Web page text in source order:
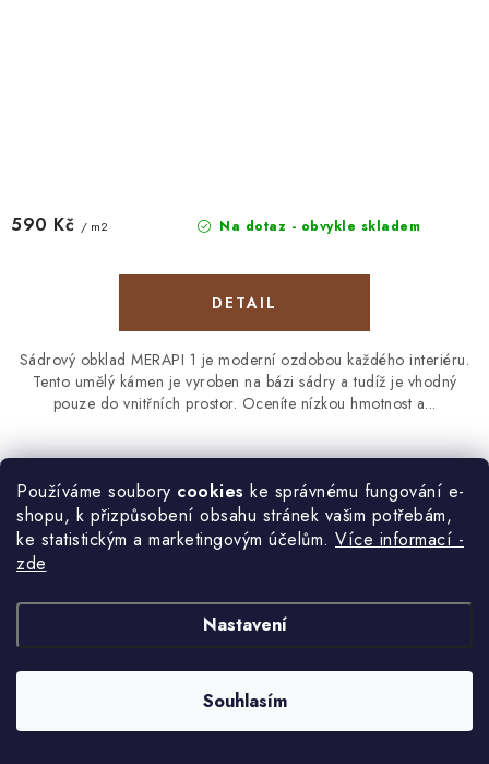
Používáme soubory cookies ke správnému fungování e-
shopu, k přizpůsobení obsahu stránek vašim potřebám,
ke statistickým a marketingovým účelům. Více informací -
zde
Nastavení
Souhlasím
Na dotaz - obvykle skladem
590 Kč / m2
Sádrový obklad MERAPI 1 je moderní ozdobou každého interiéru.
Tento umělý kámen je vyroben na bázi sádry a tudíž je vhodný
pouze do vnitřních prostor. Oceníte nízkou hmotnost a...
Sádrový obklad Stegu - MAYON 3